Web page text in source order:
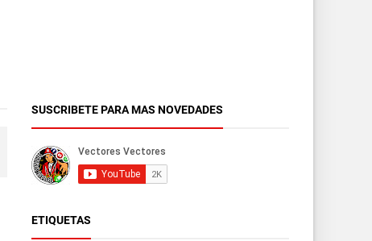
SUSCRIBETE PARA MAS NOVEDADES
ETIQUETAS